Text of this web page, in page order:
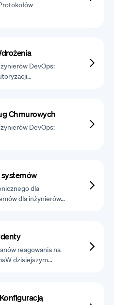
DevOps:
Chmurowych
DevOps:
dla
dla inżynierów…
reagowania na
dzisiejszym…